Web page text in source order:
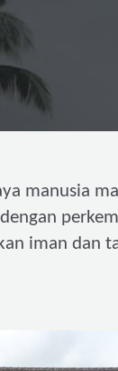
manusia
iman dan